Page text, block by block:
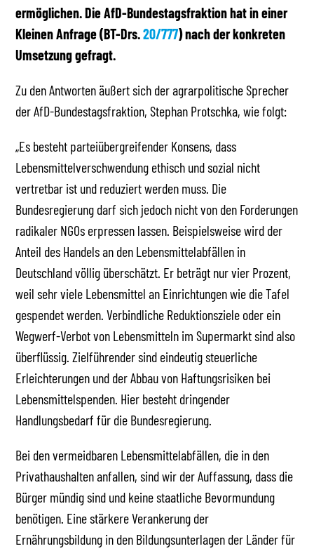
ermöglichen. Die AfD-Bundestagsfraktion hat in einer
Kleinen Anfrage (BT-Drs.20/777) nach der konkreten
Umsetzung gefragt.
Zu den Antworten äußert sich der agrarpolitische Sprecher
der AfD-Bundestagsfraktion, Stephan Protschka, wie folgt:
„Es besteht parteiübergreifender Konsens, dass
Lebensmittelverschwendung ethisch und sozial nicht
vertretbar ist und reduziert werden muss. Die
Bundesregierung darf sich jedoch nicht von den Forderungen
radikaler NGOs erpressen lassen. Beispielsweise wird der
Anteil des Handels an den Lebensmittelabfällen in
Deutschland völlig überschätzt. Er beträgt nur vier Prozent,
weil sehr viele Lebensmittel an Einrichtungen wie die Tafel
gespendet werden. Verbindliche Reduktionsziele oder ein
Wegwerf-Verbot von Lebensmitteln im Supermarkt sind also
überflüssig. Zielführender sind eindeutig steuerliche
Erleichterungen und der Abbau von Haftungsrisiken bei
Lebensmittelspenden. Hier besteht dringender
Handlungsbedarf für die Bundesregierung.
Bei den vermeidbaren Lebensmittelabfällen, die in den
Privathaushalten anfallen, sind wir der Auffassung, dass die
Bürger mündig sind und keine staatliche Bevormundung
benötigen. Eine stärkere Verankerung der
Ernährungsbildung in den Bildungsunterlagen der Länder für